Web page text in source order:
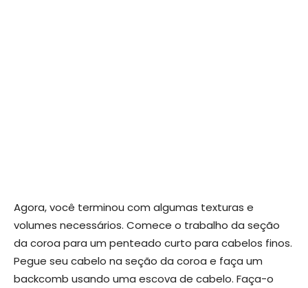
Agora, você terminou com algumas texturas e
volumes necessários. Comece o trabalho da seção
da coroa para um penteado curto para cabelos finos.
Pegue seu cabelo na seção da coroa e faça um
backcomb usando uma escova de cabelo. Faça-o